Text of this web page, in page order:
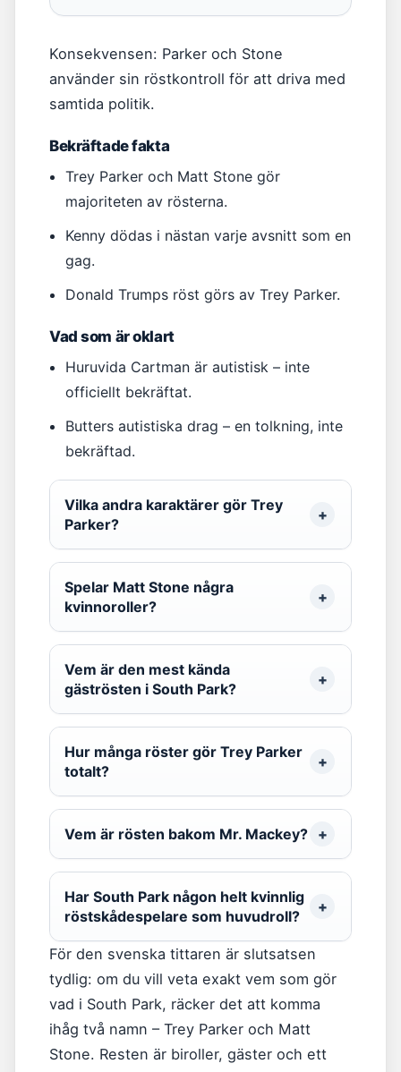
Konsekvensen: Parker och Stone
använder sin röstkontroll för att driva med
samtida politik.
Bekräftade fakta
Trey Parker och Matt Stone gör
majoriteten av rösterna.
Kenny dödas i nästan varje avsnitt som en
gag.
Donald Trumps röst görs av Trey Parker.
Vad som är oklart
Huruvida Cartman är autistisk – inte
officiellt bekräftat.
Butters autistiska drag – en tolkning, inte
bekräftad.
Vilka andra karaktärer gör Trey
Parker?
Spelar Matt Stone några
kvinnoroller?
Vem är den mest kända
gäströsten i South Park?
Hur många röster gör Trey Parker
totalt?
Vem är rösten bakom Mr. Mackey?
Har South Park någon helt kvinnlig
röstskådespelare som huvudroll?
För den svenska tittaren är slutsatsen
tydlig: om du vill veta exakt vem som gör
vad i South Park, räcker det att komma
ihåg två namn – Trey Parker och Matt
Stone. Resten är biroller, gäster och ett